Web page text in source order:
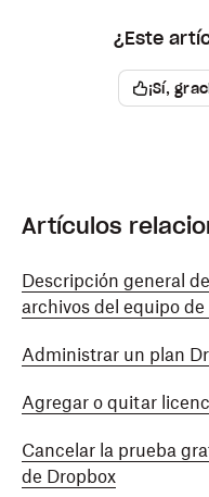
¿Este
¡Sí,
Artículos
Descripción general
archivos del equipo
Administrar un plan
Agregar o quitar
Cancelar la prueba
de Dropbox